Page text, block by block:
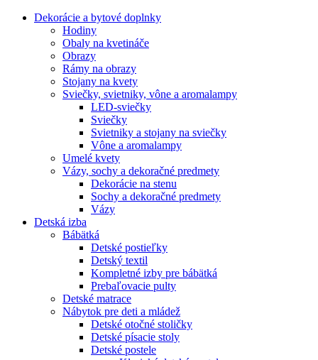
Dekorácie a bytové doplnky
Hodiny
Obaly na kvetináče
Obrazy
Rámy na obrazy
Stojany na kvety
Sviečky, svietniky, vône a aromalampy
LED-sviečky
Sviečky
Svietniky a stojany na sviečky
Vône a aromalampy
Umelé kvety
Vázy, sochy a dekoračné predmety
Dekorácie na stenu
Sochy a dekoračné predmety
Vázy
Detská izba
Bábätká
Detské postieľky
Detský textil
Kompletné izby pre bábätká
Prebaľovacie pulty
Detské matrace
Nábytok pre deti a mládež
Detské otočné stoličky
Detské písacie stoly
Detské postele